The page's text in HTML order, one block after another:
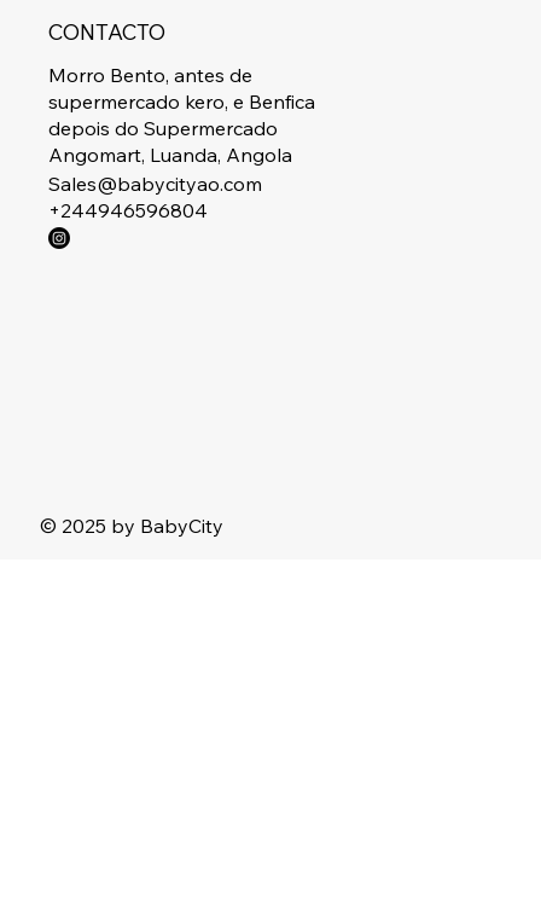
CONTACTO
Morro Bento, antes de
supermercado kero, e Benfica
depois do Supermercado
Angomart, Luanda, Angola
Sales@babycityao.com
+244946596804
© 2025 by BabyCity